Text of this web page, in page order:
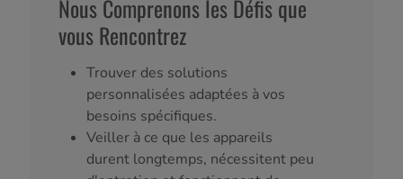
Nous Comprenons les Défis que
vous Rencontrez
Trouver des solutions
personnalisées adaptées à vos
besoins spécifiques.
Veiller à ce que les appareils
durent longtemps, nécessitent peu